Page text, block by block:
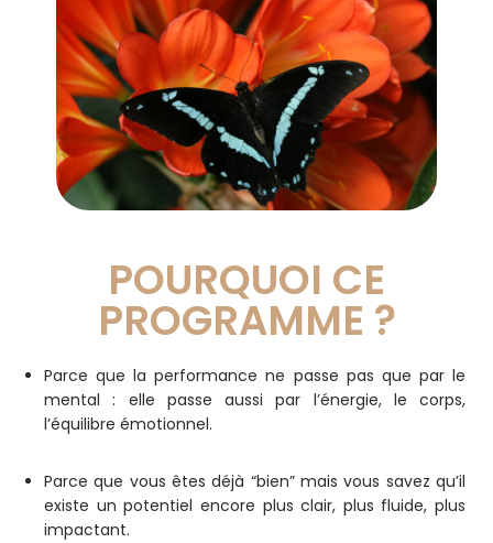
POURQUOI CE
PROGRAMME ?
Parce que la performance ne passe pas que par le
mental : elle passe aussi par l’énergie, le corps,
l’équilibre émotionnel.
Parce que vous êtes déjà “bien” mais vous savez qu’il
existe un potentiel encore plus clair, plus fluide, plus
impactant.